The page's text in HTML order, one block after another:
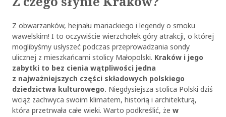
Z obwarzanków, hejnału mariackiego i legendy o smoku
wawelskim! I to oczywiście wierzchołek góry atrakcji, o której
moglibyśmy usłyszeć podczas przeprowadzania sondy
ulicznej z mieszkańcami stolicy Małopolski. Kraków i jego
zabytki to bez cienia wątpliwości jedna
z najważniejszych części składowych polskiego
dziedzictwa kulturowego. Niegdysiejsza stolica Polski dziś
wciąż zachwyca swoim klimatem, historią i architekturą,
która przetrwała całe wieki. Warto podkreślić, że w